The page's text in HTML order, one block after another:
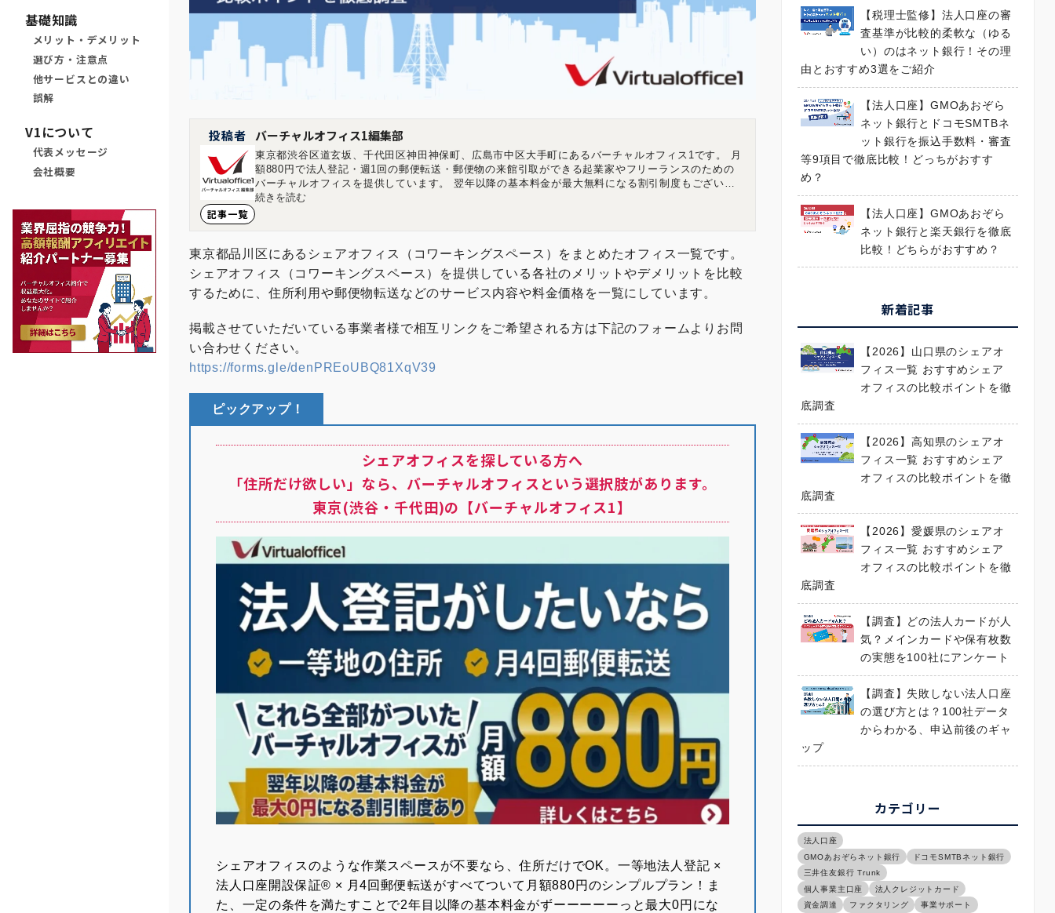
基礎知識
メリット・デメリット
選び方・注意点
他サービスとの違い
誤解
V1について
代表メッセージ
会社概要
投稿者
記事一覧
バーチャルオフィス1編集部
東京都渋谷区道玄坂、千代田区神田神保町、広島市中区大手町にあるバーチャルオフィス1です。 月
額880円で法人登記・週1回の郵便転送・郵便物の来館引取ができる起業家やフリーランスのための
バーチャルオフィスを提供しています。 翌年以降の基本料金が最大無料になる割引制度もございま
す。 ■店舗一覧 バーチャルオフィス1渋谷店 東京都渋谷区道玄坂1-16-6 二葉ビル8B バーチャルオフ
ィス1神保町店 東京都千代田区神田神保町2-10-31 IWビル1F バーチャルオフィス1広島店 広島県広
続きを読む
東京都品川区にあるシェアオフィス（コワーキングスペース）をまとめたオフィス一覧です。
シェアオフィス（コワーキングスペース）を提供している各社のメリットやデメリットを比較
するために、住所利用や郵便物転送などのサービス内容や料金価格を一覧にしています。
掲載させていただいている事業者様で相互リンクをご希望される方は下記のフォームよりお問
い合わせください。
https://forms.gle/denPREoUBQ81XqV39
ピックアップ！
シェアオフィスを探している方へ
「住所だけ欲しい」なら、バーチャルオフィスという選択肢があります。
東京(渋谷・千代田)の【バーチャルオフィス1】
シェアオフィスのような作業スペースが不要なら、住所だけでOK。⼀等地法⼈登記 ×
法⼈⼝座開設保証® × ⽉4回郵便転送がすべてついて月額880円のシンプルプラン！ま
た、一定の条件を満たすことで2年目以降の基本料金がずーーーーーっと最大0円にな
【税理士監修】法人口座の審
査基準が比較的柔軟な（ゆる
い）のはネット銀行！その理
由とおすすめ3選をご紹介
【法人口座】GMOあおぞら
ネット銀行とドコモSMTBネ
ット銀行を振込手数料・審査
等9項目で徹底比較！どっちがおすす
め？
【法人口座】GMOあおぞら
ネット銀行と楽天銀行を徹底
比較！どちらがおすすめ？
新着記事
【2026】山口県のシェアオ
フィス一覧 おすすめシェア
オフィスの比較ポイントを徹
底調査
【2026】高知県のシェアオ
フィス一覧 おすすめシェア
オフィスの比較ポイントを徹
底調査
【2026】愛媛県のシェアオ
フィス一覧 おすすめシェア
オフィスの比較ポイントを徹
底調査
【調査】どの法人カードが人
気？メインカードや保有枚数
の実態を100社にアンケート
【調査】失敗しない法人口座
の選び方とは？100社データ
からわかる、申込前後のギャ
ップ
カテゴリー
法人口座
GMOあおぞらネット銀行
ドコモSMTBネット銀行
三井住友銀行 Trunk
個人事業主口座
法人クレジットカード
資金調達
ファクタリング
事業サポート